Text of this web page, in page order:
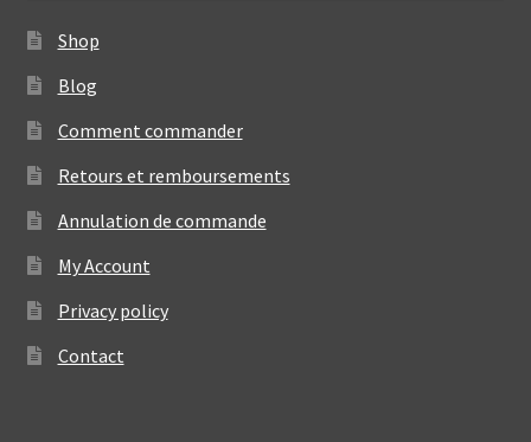
Shop
Blog
Comment commander
Retours et remboursements
Annulation de commande
My Account
Privacy policy
Contact